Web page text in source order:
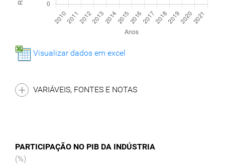
Visualizar dados em excel
VARIÁVEIS, FONTES E NOTAS
PARTICIPAÇÃO NO PIB DA INDÚSTRIA
(%)